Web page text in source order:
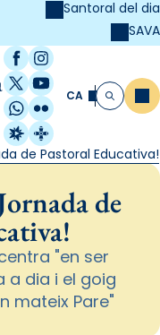
Santoral del dia
SAVA
Facebook
Instagram
X / Twitter
YouTube
WhatsApp
Flickr
Radio Estel
Catalunya
CA Cerca
de Pastoral Educativa!
de
"en ser
a dia i el goig
mateix Pare"